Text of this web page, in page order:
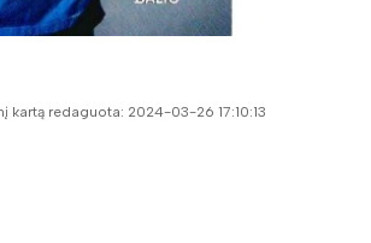
kartą redaguota: 2024-03-26 17:10:13